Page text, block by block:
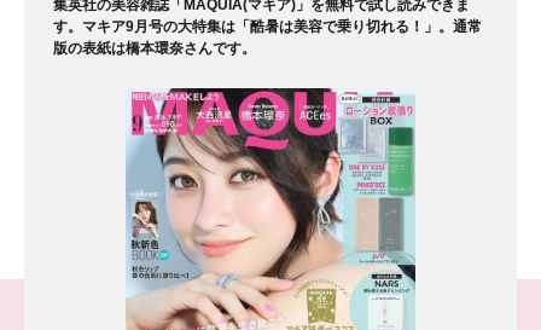
集英社の美容雑誌「MAQUIA(マキア)」を無料で試し読みできま
す。マキア9月号の大特集は「酷暑は美容で乗り切れる！」。通常
版の表紙は橋本環奈さんです。